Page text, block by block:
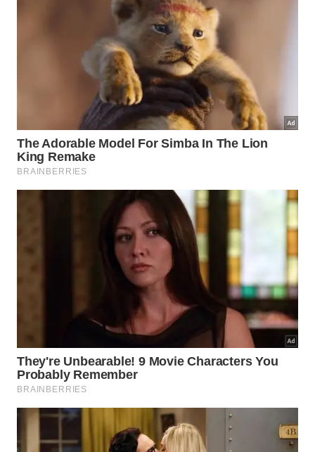
Por que focar no presente é a maior
defesa da alma?
O passado já se foi e o futuro permanece
completamente incerto para todos nós. Concentrar
os esforços mentais na atividade presente com total
justiça e retidão blinda o pensamento, promovendo
uma vida sem as habituaisafliçõese repleta de
genuínafelicidade.
exclusivamente cada instante liberta-se das ilusões
construídas pela imaginação exagerada. Desse
modo, ele consegue trilhar tranquilamente o
caminho natural, enfrentando os obstáculos diários
como verdadeiras oportunidades de fortalecimento
caráter
A atenção plena aos acontecimentos atuais gera
benefícios práticos imediatos para a rotina diária:
Redução drástica da ansiedade relacionada ao
amanhã.
do trabalho.
Valorização profunda do privilégio de estar vivo